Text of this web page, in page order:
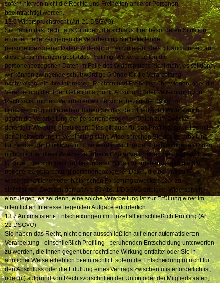
sofern hiervon nicht die Rechte und Freiheiten anderer Personen
beeinträchtigt werden.
13.6 Widerspruchsrecht (Art. 21 DSGVO)
Sie haben das Recht, aus Gründen, die sich aus Ihrer besonderen Situation
ergeben, jederzeit gegen die Verarbeitung Sie betreffender
personenbezogener Daten, Widerspruch einzulegen. Dies gilt auch für ein auf
diese Bestimmungen gestütztes Profiling. Wir verarbeiten die
personenbezogenen Daten im Falle des Widerspruchs nicht mehr, es sei denn,
wir können zwingende schutzwürdige Gründe für die Verarbeitung
nachweisen, die Ihre Interessen, Rechten und Freiheiten überwiegen, oder die
Verarbeitung dient der Geltendmachung, Ausübung oder Verteidigung von
Rechtsansprüchen. Verarbeiten wir personenbezogene Daten, um
Direktwerbung zu betreiben, haben Sie das Recht, jederzeit Widerspruch
gegen die Verarbeitung der personenbezogenen Daten zum Zwecke
derartiger Werbung einzulegen. Dies gilt auch für das Profiling, soweit es mit
der Direktwerbung in Verbindung steht. Widersprechen Sie der Verarbeitung
für Zwecke der Direktwerbung, so werden wir Ihre personenbezogenen Daten
nicht mehr für diese Zwecke verarbeiten. Außerdem haben Sie das Recht, aus
Gründen, die sich aus Ihrer besonderen Situation ergeben, gegen die Sie
betreffende Verarbeitung personenbezogener Daten, die bei uns zu
wissenschaftlichen oder historischen Forschungszwecken oder zu
statistischen Zwecken gemäß Art. 89 Abs. 1 DSGVO erfolgen, Widerspruch
einzulegen, es sei denn, eine solche Verarbeitung ist zur Erfüllung einer im
öffentlichen Interesse liegenden Aufgabe erforderlich.
13.7 Automatisierte Entscheidungen im Einzelfall einschließlich Profiling (Art.
22 DSGVO)
Sie haben das Recht, nicht einer ausschließlich auf einer automatisierten
Verarbeitung - einschließlich Profiling - beruhenden Entscheidung unterworfen
zu werden, die Ihnen gegenüber rechtliche Wirkung entfaltet oder Sie in
ähnlicher Weise erheblich beeinträchtigt, sofern die Entscheidung (i) nicht für
den Abschluss oder die Erfüllung eines Vertrags zwischen uns erforderlich ist,
oder (ii) aufgrund von Rechtsvorschriften der Union oder der Mitgliedstaaten,